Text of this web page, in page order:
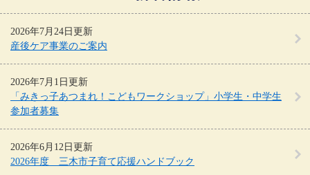
2026年7月24日更新
産後ケア事業のご案内
2026年7月1日更新
「みきっ子あつまれ！こどもワークショップ」小学生・中学生
参加者募集
2026年6月12日更新
2026年度 三木市子育て応援ハンドブック